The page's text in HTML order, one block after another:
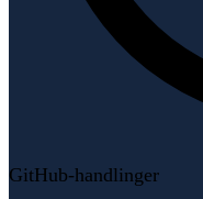
GitHub-handlinger